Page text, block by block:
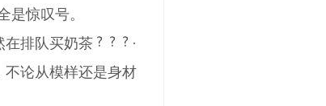
是惊叹号。
在排队买奶茶
·
论从模样还是身材